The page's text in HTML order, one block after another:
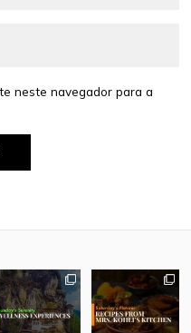
neste navegador para a